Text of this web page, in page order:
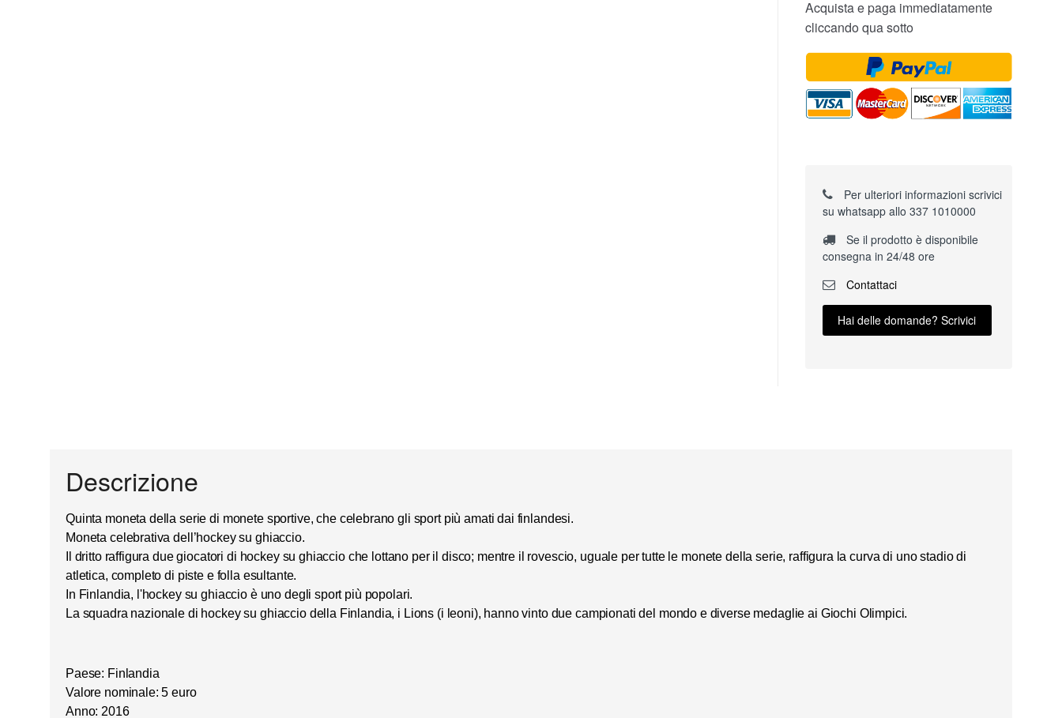
Acquista e paga immediatamente
cliccando qua sotto
Per ulteriori informazioni scrivici
su whatsapp allo 337 1010000
Se il prodotto è disponibile
consegna in 24/48 ore
Contattaci
Hai delle domande? Scrivici
Descrizione
Quinta moneta della serie di monete sportive, che celebrano gli sport più amati dai finlandesi.
Moneta celebrativa dell’hockey su ghiaccio.
Il dritto raffigura due giocatori di hockey su ghiaccio che lottano per il disco; mentre il rovescio, uguale per tutte le monete della serie, raffigura la curva di uno stadio di
atletica, completo di piste e folla esultante.
In Finlandia, l'hockey su ghiaccio è uno degli sport più popolari.
La squadra nazionale di hockey su ghiaccio della Finlandia, i Lions (i leoni), hanno vinto due campionati del mondo e diverse medaglie ai Giochi Olimpici.
Paese: Finlandia
Valore nominale: 5 euro
Anno: 2016